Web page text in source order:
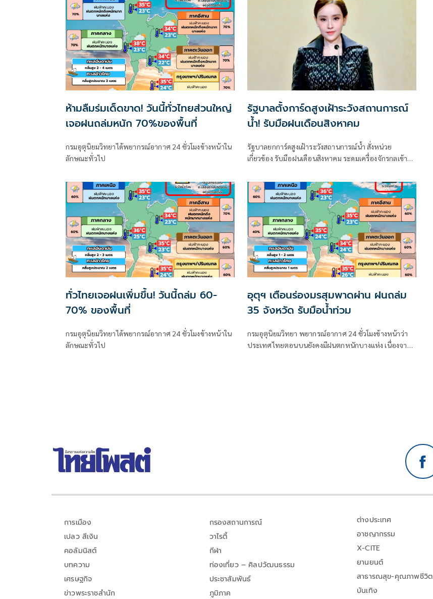
ห้ามลืมร่มเด็ดขาด! วันนี้ทั่วไทยส่วนใหญ่
เจอฝนถล่มหนัก 70%ของพื้นที่
กรมอุตุนิยมวิทยาได้พยากรณ์อากาศ 24 ชั่วโมงข้างหน้าใน
ลักษณะทั่วไป
รัฐบาลตั้งการ์ดสูงเฝ้าระวังสถานการณ์
น้ำ! รับมือฝนเดือนสิงหาคม
รัฐบาลยกการ์ดสูงเฝ้าระวังสถานการณ์น้ำ สั่งหน่วย
เกี่ยวข้อง รับมือฝนเดือนสิงหาคม ระดมเครื่องจักรกลเข้าจุด
ทั่วไทยเจอฝนเพิ่มขึ้น! วันนี้ถล่ม 60-
70% ของพื้นที่
กรมอุตุนิยมวิทยาได้พยากรณ์อากาศ 24 ชั่วโมงข้างหน้าใน
ลักษณะทั่วไป
อุตุฯ เตือนร่องมรสุมพาดผ่าน ฝนถล่ม
35 จังหวัด รับมือน้ำท่วม
กรมอุตุนิยมวิทยา พยากรณ์อากาศ 24 ชั่วโมงข้างหน้าว่า
ประเทศไทยตอนบนยังคงมีฝนตกหนักบางแห่ง เนื่องจาก
การเมือง
เปลว สีเงิน
คอลัมนิสต์
บทความ
เศรษฐกิจ
ข่าวพระราชสำนัก
กรองสถานการณ์
วาไรตี้
กีฬา
ท่องเที่ยว – ศิลปวัฒนธรรม
ประชาสัมพันธ์
ภูมิภาค
ต่างประเทศ
อาชญากรรม
X-CITE
ยานยนต์
สาธารณสุข-คุณภาพชีวิต
บันเทิง